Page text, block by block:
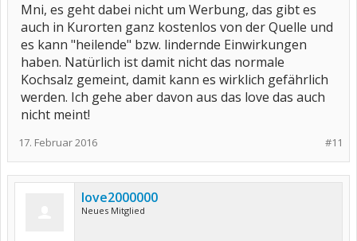
Ich halte das hier in diesem Strang für den Beginn einer möglichen
Werbekampagne für ein spezielles Salz, das man dann dafür
verwenden soll......
Mni, es geht dabei nicht um Werbung, das gibt es
auch in Kurorten ganz kostenlos von der Quelle und
es kann "heilende" bzw. lindernde Einwirkungen
haben. Natürlich ist damit nicht das normale
Kochsalz gemeint, damit kann es wirklich gefährlich
werden. Ich gehe aber davon aus das love das auch
nicht meint!
#11
17. Februar 2016
love2000000
Neues Mitglied